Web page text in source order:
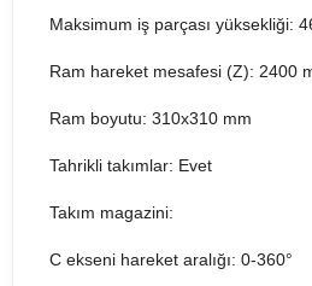
Maksimum iş parçası yüksekliği:
Ram hareket mesafesi (Z): 2400
Ram boyutu: 310x310 mm
Tahrikli takımlar: Evet
Takım magazini:
C ekseni hareket aralığı: 0-360°